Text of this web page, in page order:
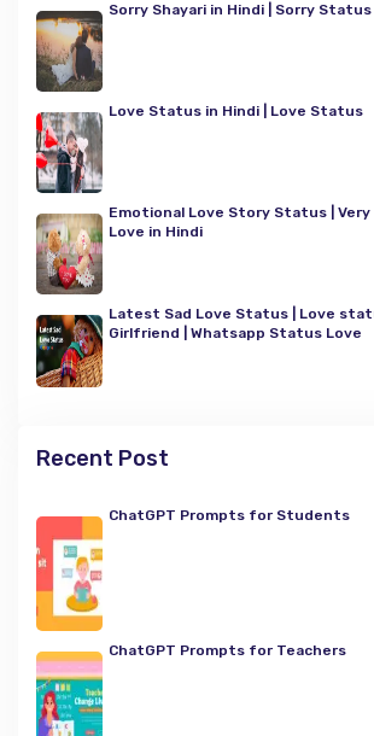
Sorry Shayari in Hindi | Sorry Status
Love Status in Hindi | Love Status
Emotional Love Story Status |
Love in Hindi
Latest Sad Love Status | Love
Girlfriend | Whatsapp Status Love
Recent Post
ChatGPT Prompts for Students
ChatGPT Prompts for Teachers